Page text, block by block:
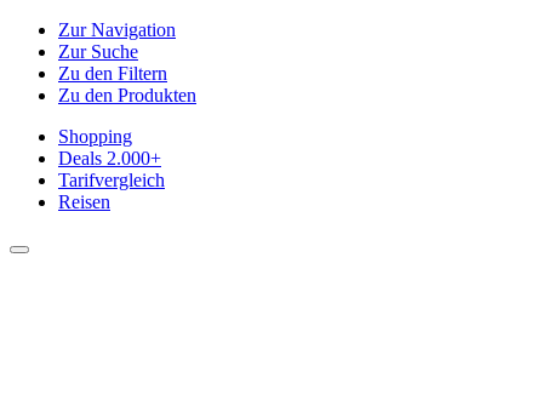
Zur Navigation
Zur Suche
Zu den Filtern
Zu den Produkten
Shopping
Deals 2.000+
Tarifvergleich
Reisen